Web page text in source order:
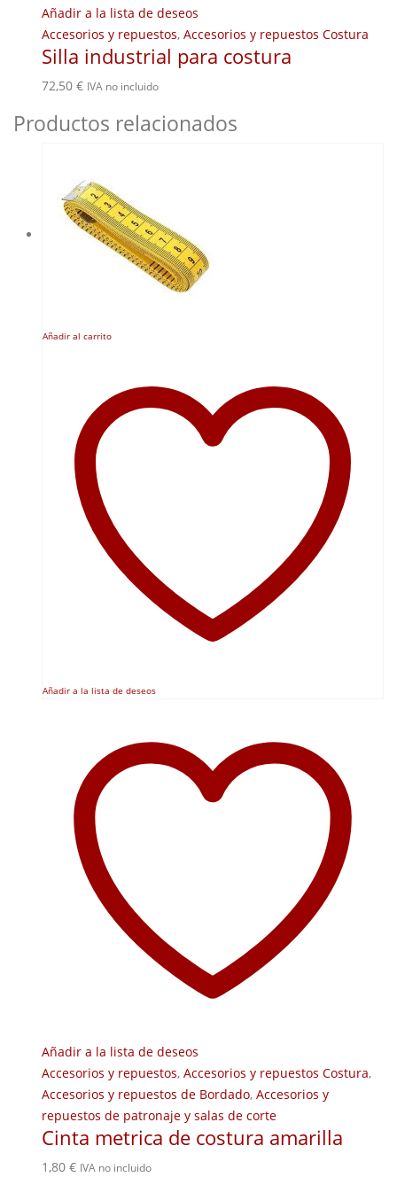
Añadir a la lista de deseos
Accesorios y repuestos, Accesorios y repuestos Costura
Silla industrial para costura
72,50 € IVA no incluido
Productos relacionados
Añadir al carrito
Añadir a la lista de deseos
Añadir a la lista de deseos
Accesorios y repuestos, Accesorios y repuestos Costura,
Accesorios y repuestos de Bordado, Accesorios y
repuestos de patronaje y salas de corte
Cinta metrica de costura amarilla
1,80 € IVA no incluido